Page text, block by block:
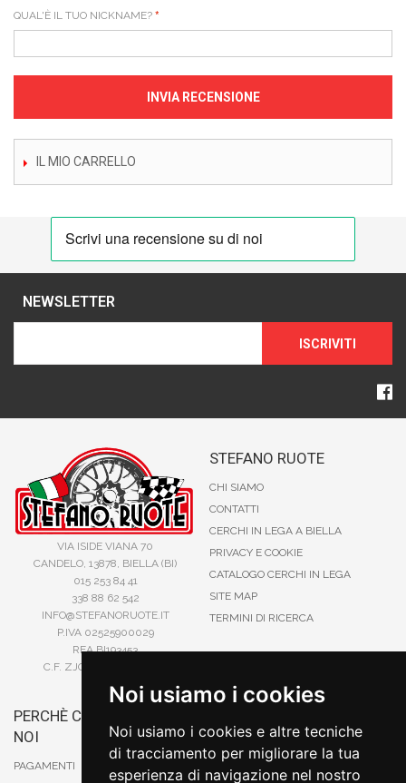
Noi usiamo i cookies
Noi usiamo i cookies e altre tecniche
di tracciamento per migliorare la tua
esperienza di navigazione nel nostro
QUAL'È IL TUO NICKNAME?
INVIA RECENSIONE
IL MIO CARRELLO
NEWSLETTER
ISCRIVITI
VIA ISIDE VIANA 70
CANDELO, 13878, BIELLA (BI)
015 253 84 41
338 88 62 542
INFO@STEFANORUOTE.IT
P.IVA 02525900029
REA BI193453
C.F. ZJOSFN73H14A859X
STEFANO RUOTE
CHI SIAMO
CONTATTI
CERCHI IN LEGA A BIELLA
PRIVACY E COOKIE
CATALOGO CERCHI IN LEGA
SITE MAP
TERMINI DI RICERCA
PERCHÈ COMPRARE DA
NOI
PAGAMENTI
CARTA DI CREDITO
PAYPAL
CONTRASSEGNO